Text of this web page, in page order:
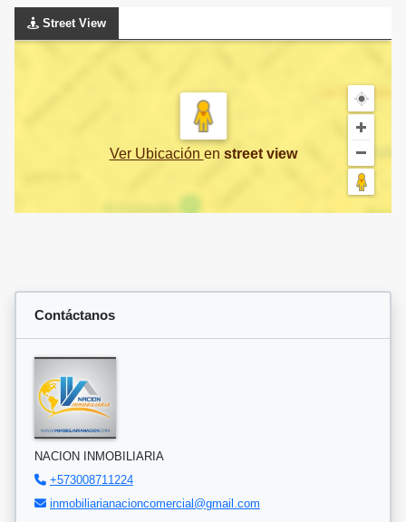
Street View
Ver Ubicación en street view
Contáctanos
NACION INMOBILIARIA
+573008711224
inmobiliarianacioncomercial@gmail.com